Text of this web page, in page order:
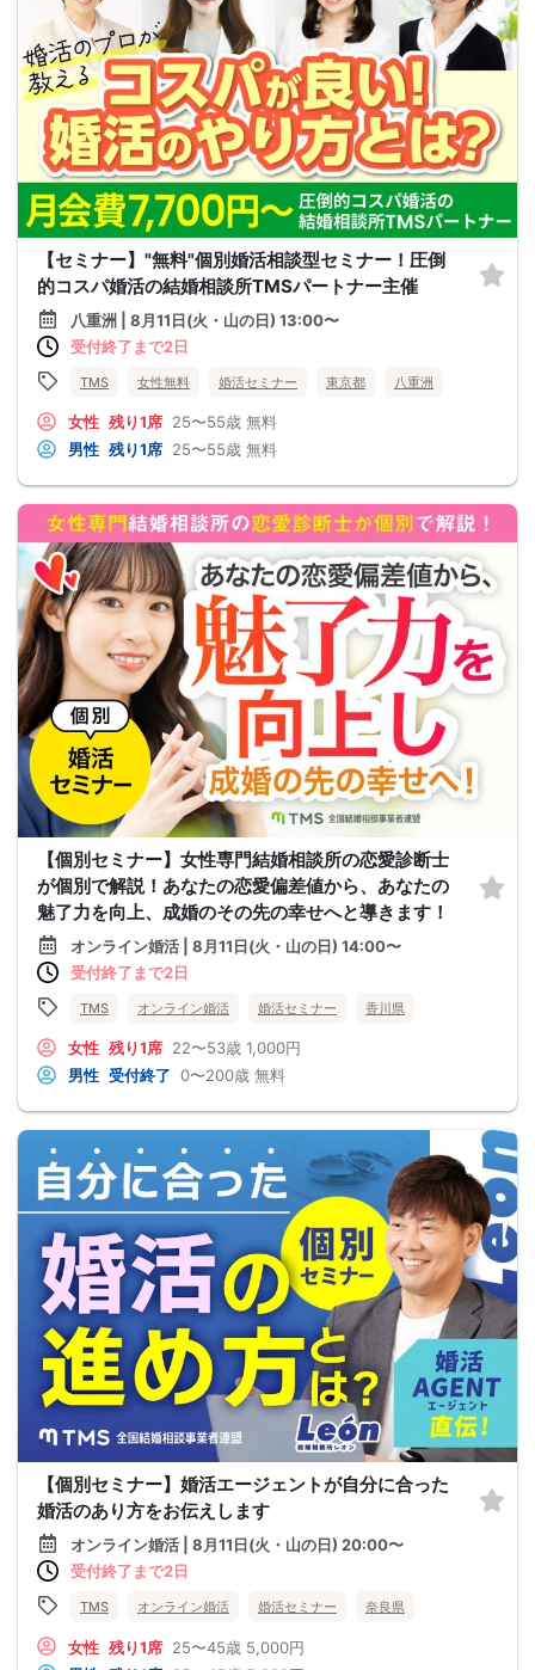
【セミナー】"無料"個別婚活相談型セミナー！圧倒
的コスパ婚活の結婚相談所TMSパートナー主催
八重洲 | 8月11日(火・山の日) 13:00〜
受付終了まで2日
TMS 女性無料 婚活セミナー 東京都 八重洲
女性 残り1席 25〜55歳 無料
男性 残り1席 25〜55歳 無料
【個別セミナー】女性専門結婚相談所の恋愛診断士
が個別で解説！あなたの恋愛偏差値から、あなたの
魅了力を向上、成婚のその先の幸せへと導きます！
オンライン婚活 | 8月11日(火・山の日) 14:00〜
受付終了まで2日
TMS オンライン婚活 婚活セミナー 香川県
女性 残り1席 22〜53歳 1,000円
男性 受付終了 0〜200歳 無料
【個別セミナー】婚活エージェントが自分に合った
婚活のあり方をお伝えします
オンライン婚活 | 8月11日(火・山の日) 20:00〜
受付終了まで2日
TMS オンライン婚活 婚活セミナー 奈良県
女性 残り1席 25〜45歳 5,000円